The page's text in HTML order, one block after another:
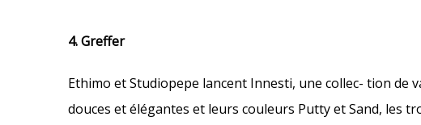
4. Greffer
Ethimo et Studiopepe lancent Innesti, une collec- tion de
douces et élégantes et leurs couleurs Putty et Sand, les